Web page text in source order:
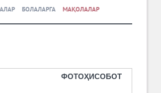
БОЛАЛАРГА МАҚОЛАЛАР
ФОТОҲИСОБОТ